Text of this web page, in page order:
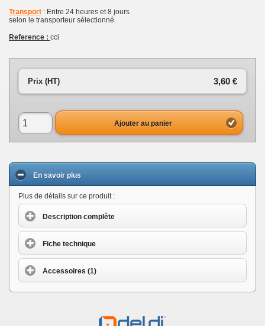
Transport : Entre 24 heures et 8 jours
selon le transporteur sélectionné.
Reference : cci
3,60 €
Prix (HT)
Ajouter au panier
En savoir plus
Plus de détails sur ce produit :
Description complète
Fiche technique
Accessoires (1)